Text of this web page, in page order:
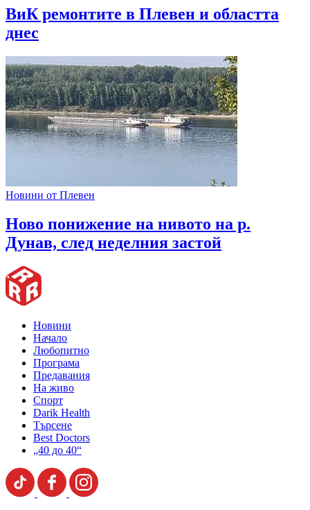
ВиК ремонтите в Плевен и областта
днес
Новини от Плевен
Ново понижение на нивото на р.
Дунав, след неделния застой
Новини
Начало
Любопитно
Програма
Предавания
На живо
Спорт
Darik Health
Търсене
Best Doctors
„40 до 40“